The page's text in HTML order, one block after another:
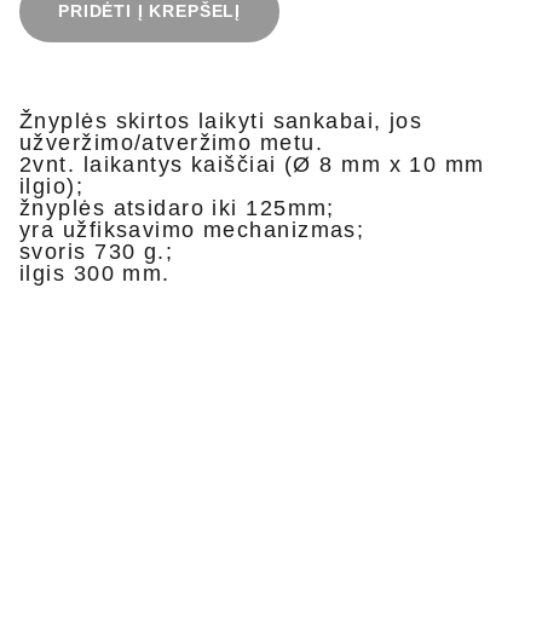
PRIDĖTI Į KREPŠELĮ
Žnyplės skirtos laikyti sankabai, jos
užveržimo/atveržimo metu.
2vnt. laikantys kaiščiai (Ø 8 mm x 10 mm
ilgio);
žnyplės atsidaro iki 125mm;
yra užfiksavimo mechanizmas;
svoris 730 g.;
ilgis 300 mm.